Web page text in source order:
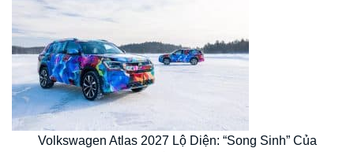
Volkswagen Atlas 2027 Lộ Diện: “Song Sinh” Của